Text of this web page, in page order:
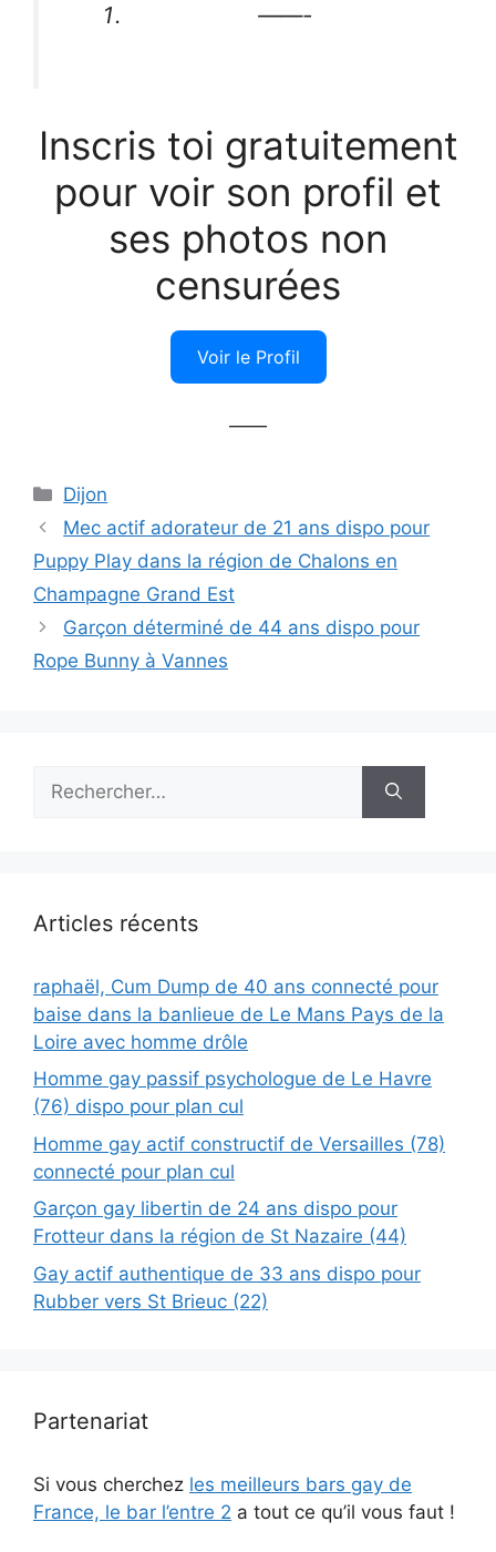
——-
Inscris toi gratuitement
pour voir son profil et
ses photos non
censurées
Voir le Profil
——
Catégories
Dijon
Mec actif adorateur de 21 ans dispo pour
Puppy Play dans la région de Chalons en
Champagne Grand Est
Garçon déterminé de 44 ans dispo pour
Rope Bunny à Vannes
Articles récents
raphaël, Cum Dump de 40 ans connecté pour
baise dans la banlieue de Le Mans Pays de la
Loire avec homme drôle
Homme gay passif psychologue de Le Havre
(76) dispo pour plan cul
Homme gay actif constructif de Versailles (78)
connecté pour plan cul
Garçon gay libertin de 24 ans dispo pour
Frotteur dans la région de St Nazaire (44)
Gay actif authentique de 33 ans dispo pour
Rubber vers St Brieuc (22)
Partenariat
Si vous cherchez les meilleurs bars gay de
France, le bar l’entre 2 a tout ce qu’il vous faut !